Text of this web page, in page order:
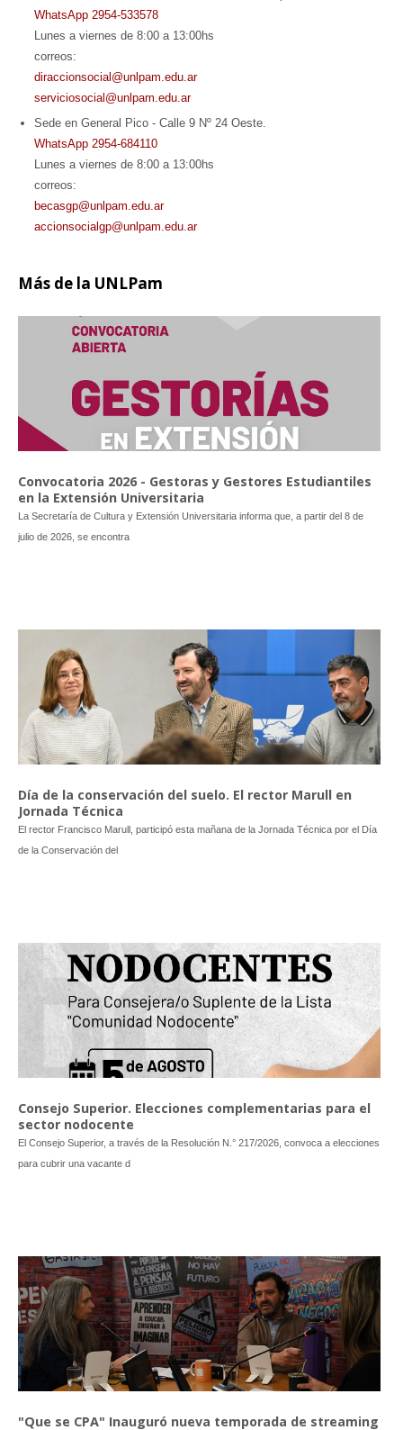
WhatsApp 2954-533578
Lunes a viernes de 8:00 a 13:00hs
correos:
diraccionsocial@unlpam.edu.ar
serviciosocial@unlpam.edu.ar
Sede en General Pico - Calle 9 Nº 24 Oeste.
WhatsApp 2954-684110
Lunes a viernes de 8:00 a 13:00hs
correos:
becasgp@unlpam.edu.ar
accionsocialgp@unlpam.edu.ar
Más de la UNLPam
Convocatoria 2026 - Gestoras y Gestores Estudiantiles
en la Extensión Universitaria
La Secretaría de Cultura y Extensión Universitaria informa que, a partir del 8 de
julio de 2026, se encontra
Día de la conservación del suelo. El rector Marull en
Jornada Técnica
El rector Francisco Marull, participó esta mañana de la Jornada Técnica por el Día
de la Conservación del
Consejo Superior. Elecciones complementarias para el
sector nodocente
El Consejo Superior, a través de la Resolución N.° 217/2026, convoca a elecciones
para cubrir una vacante d
"Que se CPA" Inauguró nueva temporada de streaming